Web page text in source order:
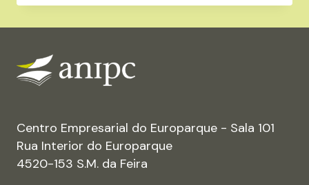
PRÁTICAS
PARA
CONTROLO
DA
QUALIDADE
Centro Empresarial do Europarque - Sala 101
Rua Interior do Europarque
4520-153 S.M. da Feira